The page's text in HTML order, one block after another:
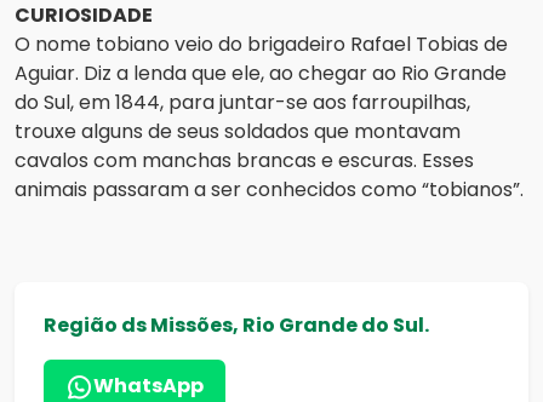
CURIOSIDADE
O nome tobiano veio do brigadeiro Rafael Tobias de
Aguiar. Diz a lenda que ele, ao chegar ao Rio Grande
do Sul, em 1844, para juntar-se aos farroupilhas,
trouxe alguns de seus soldados que montavam
cavalos com manchas brancas e escuras. Esses
animais passaram a ser conhecidos como “tobianos”.
Região ds Missões, Rio Grande do Sul.
WhatsApp